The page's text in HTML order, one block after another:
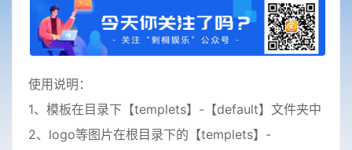
使用说明：
1、模板在目录下【templets】-【default】文件夹中
2、logo等图片在根目录下的【templets】-